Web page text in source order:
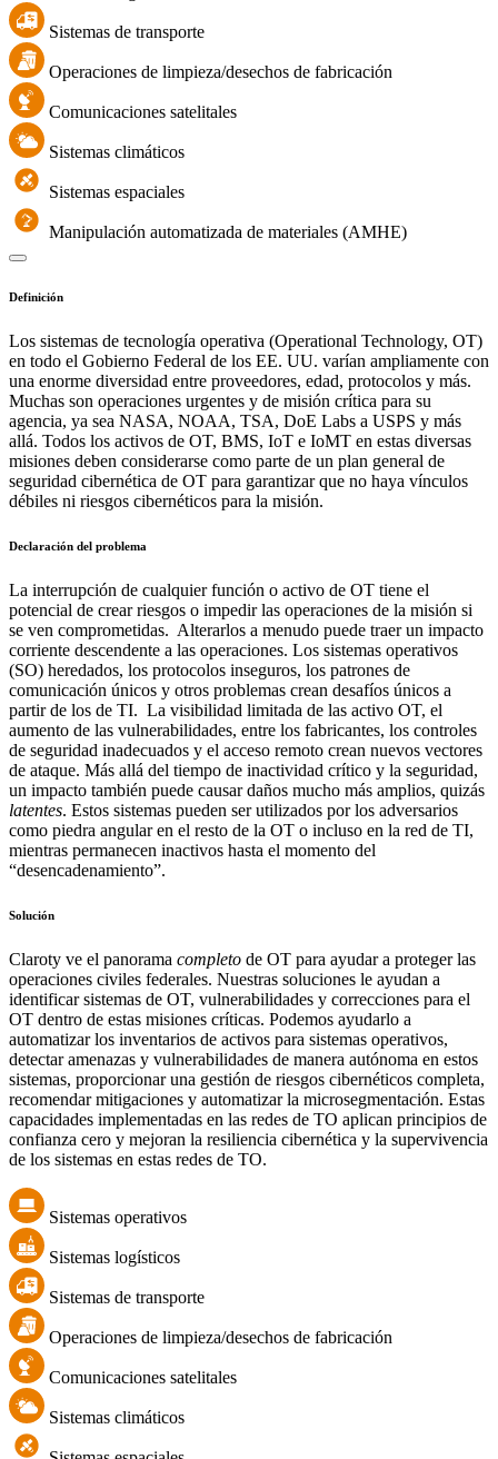
Sistemas de transporte
Operaciones de limpieza/desechos de fabricación
Comunicaciones satelitales
Sistemas climáticos
Sistemas espaciales
Manipulación automatizada de materiales (AMHE)
Definición
Los sistemas de tecnología operativa (Operational Technology, OT)
en todo el Gobierno Federal de los EE. UU. varían ampliamente con
una enorme diversidad entre proveedores, edad, protocolos y más.
Muchas son operaciones urgentes y de misión crítica para su
agencia, ya sea NASA, NOAA, TSA, DoE Labs a USPS y más
allá. Todos los activos de OT, BMS, IoT e IoMT en estas diversas
misiones deben considerarse como parte de un plan general de
seguridad cibernética de OT para garantizar que no haya vínculos
débiles ni riesgos cibernéticos para la misión.
Declaración del problema
La interrupción de cualquier función o activo de OT tiene el
potencial de crear riesgos o impedir las operaciones de la misión si
se ven comprometidas. Alterarlos a menudo puede traer un impacto
corriente descendente a las operaciones. Los sistemas operativos
(SO) heredados, los protocolos inseguros, los patrones de
comunicación únicos y otros problemas crean desafíos únicos a
partir de los de TI. La visibilidad limitada de las activo OT, el
aumento de las vulnerabilidades, entre los fabricantes, los controles
de seguridad inadecuados y el acceso remoto crean nuevos vectores
de ataque. Más allá del tiempo de inactividad crítico y la seguridad,
un impacto también puede causar daños mucho más amplios, quizás
latentes. Estos sistemas pueden ser utilizados por los adversarios
como piedra angular en el resto de la OT o incluso en la red de TI,
mientras permanecen inactivos hasta el momento del
“desencadenamiento”.
Solución
Claroty ve el panorama completo de OT para ayudar a proteger las
operaciones civiles federales. Nuestras soluciones le ayudan a
identificar sistemas de OT, vulnerabilidades y correcciones para el
OT dentro de estas misiones críticas. Podemos ayudarlo a
automatizar los inventarios de activos para sistemas operativos,
detectar amenazas y vulnerabilidades de manera autónoma en estos
sistemas, proporcionar una gestión de riesgos cibernéticos completa,
recomendar mitigaciones y automatizar la microsegmentación. Estas
capacidades implementadas en las redes de TO aplican principios de
confianza cero y mejoran la resiliencia cibernética y la supervivencia
de los sistemas en estas redes de TO.
Sistemas operativos
Sistemas logísticos
Sistemas de transporte
Operaciones de limpieza/desechos de fabricación
Comunicaciones satelitales
Sistemas climáticos